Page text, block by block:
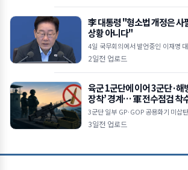
李 대통령 "형소법 개정은
상황 아니다"
4일 국무회의에서 발언중인 이재명 대통령/KTV
불능 등 입법권 부정할 정도 안 돼" 수
2일전 업로드
육군 1군단에 이어 3군단·해
장착’ 경계… 軍 전수점검 착
3군단 일부 GP·GOP 공용화기 미삽
년부터 6년간 '빈 총' 경계 합참 보고 누
3일전 업로드